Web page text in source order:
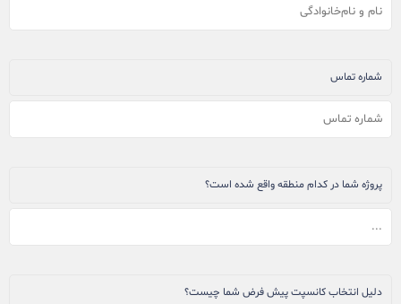
شماره تماس
پروژه شما در کدام منطقه واقع شده است؟
دلیل انتخاب کانسپت پیش فرض شما چیست؟